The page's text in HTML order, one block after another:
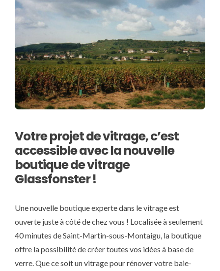
Votre projet de vitrage, c’est
accessible avec la nouvelle
boutique de vitrage
Glassfonster !
Une nouvelle boutique experte dans le vitrage est
ouverte juste à côté de chez vous ! Localisée à seulement
40 minutes de Saint-Martin-sous-Montaigu, la boutique
offre la possibilité de créer toutes vos idées à base de
verre. Que ce soit un vitrage pour rénover votre baie-